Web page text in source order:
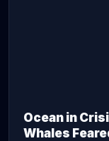
Ocean in
Whales